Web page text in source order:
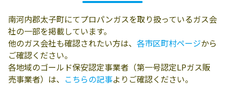
南河内郡太子町にてプロパンガスを取り扱っているガス会
社の一部を掲載しています。
他のガス会社も確認されたい方は、 各市区町村ページから
ご確認ください。
各地域のゴールド保安認定事業者（第一号認定LPガス販
売事業者）は、 こちらの記事よりご確認ください。